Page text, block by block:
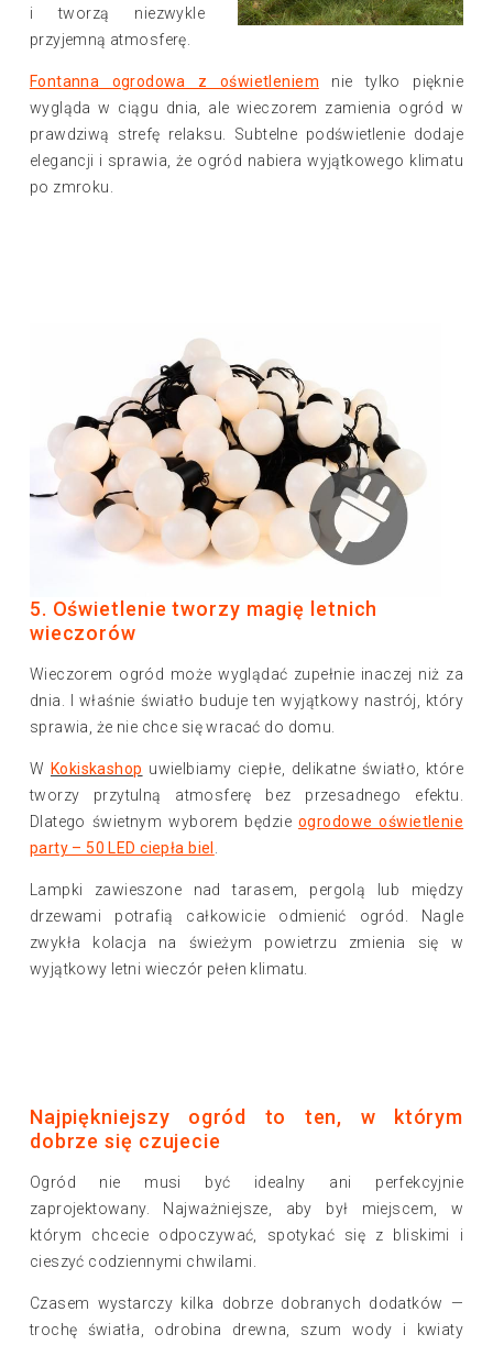
i tworzą niezwykle
przyjemną atmosferę.
Fontanna ogrodowa z oświetleniem nie tylko pięknie
wygląda w ciągu dnia, ale wieczorem zamienia ogród w
prawdziwą strefę relaksu. Subtelne podświetlenie dodaje
elegancji i sprawia, że ogród nabiera wyjątkowego klimatu
po zmroku.
5. Oświetlenie tworzy magię letnich
wieczorów
Wieczorem ogród może wyglądać zupełnie inaczej niż za
dnia. I właśnie światło buduje ten wyjątkowy nastrój, który
sprawia, że nie chce się wracać do domu.
W Kokiskashop uwielbiamy ciepłe, delikatne światło, które
tworzy przytulną atmosferę bez przesadnego efektu.
Dlatego świetnym wyborem będzieogrodowe oświetlenie
party – 50 LED ciepła biel
Lampki zawieszone nad tarasem, pergolą lub między
drzewami potrafią całkowicie odmienić ogród. Nagle
zwykła kolacja na świeżym powietrzu zmienia się w
wyjątkowy letni wieczór pełen klimatu.
Najpiękniejszy ogród to ten, w którym
dobrze się czujecie
Ogród nie musi być idealny ani perfekcyjnie
zaprojektowany. Najważniejsze, aby był miejscem, w
którym chcecie odpoczywać, spotykać się z bliskimi i
cieszyć codziennymi chwilami.
Czasem wystarczy kilka dobrze dobranych dodatków —
trochę światła, odrobina drewna, szum wody i kwiaty